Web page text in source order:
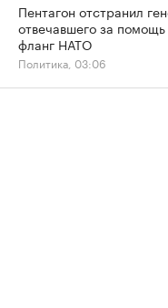
Пентагон отстранил
отвечавшего за
фланг НАТО
Политика, 03:06